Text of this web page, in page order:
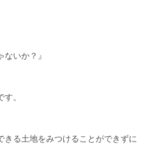
ないか？』
。
きる土地をみつけることができずに